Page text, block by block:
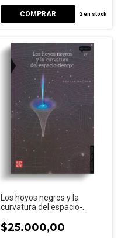
2 en stock
Los hoyos negros y la
curvatura del espacio-
$25.000,00